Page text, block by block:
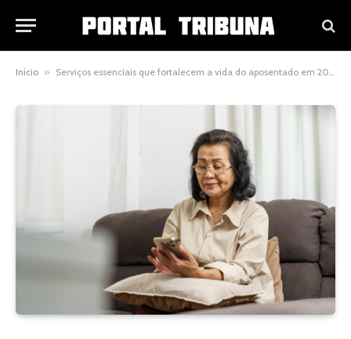
Início » Serviços essenciais que fortalecem a vida do aposentado em 2026